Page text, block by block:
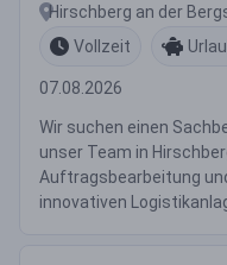
Hirschberg an der
Vollzeit
07.08.2026
Wir suchen einen
unser Team in
Auftragsbearbeitung
innovativen